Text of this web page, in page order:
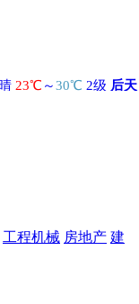
工程机械 房地产 建